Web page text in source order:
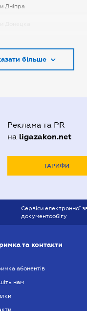
Дніпра
Києва
Полтави
Харькова
Кривого Рогу
більше
Реклама та PR
на ligazakon.net
ТАРИФИ
Сервіси електронної
документообігу
та контакти
абонентів
нам